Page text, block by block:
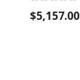
$5,157.00